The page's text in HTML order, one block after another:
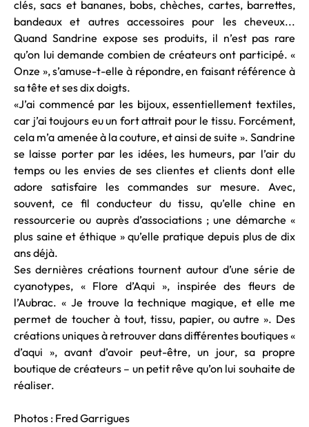
clés, sacs et bananes, bobs, chèches, cartes, barrettes,
bandeaux et autres accessoires pour les cheveux...
Quand Sandrine expose ses produits, il n’est pas rare
qu’on lui demande combien de créateurs ont participé. «
Onze », s’amuse-t-elle à répondre, en faisant référence à
sa tête et ses dix doigts.
«J’ai commencé par les bijoux, essentiellement textiles,
car j’ai toujours eu un fort attrait pour le tissu. Forcément,
cela m’a amenée à la couture, et ainsi de suite ». Sandrine
se laisse porter par les idées, les humeurs, par l’air du
temps ou les envies de ses clientes et clients dont elle
adore satisfaire les commandes sur mesure. Avec,
souvent, ce fil conducteur du tissu, qu’elle chine en
ressourcerie ou auprès d’associations ; une démarche «
plus saine et éthique » qu’elle pratique depuis plus de dix
ans déjà.
Ses dernières créations tournent autour d’une série de
cyanotypes, « Flore d’Aqui », inspirée des fleurs de
l’Aubrac. « Je trouve la technique magique, et elle me
permet de toucher à tout, tissu, papier, ou autre ». Des
créations uniques à retrouver dans différentes boutiques «
d’aqui », avant d’avoir peut-être, un jour, sa propre
boutique de créateurs – un petit rêve qu’on lui souhaite de
réaliser.
Photos : Fred Garrigues